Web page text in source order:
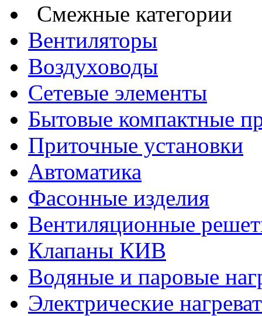
Смежные категории
Вентиляторы
Воздуховоды
Сетевые элементы
Бытовые компактные
Приточные установки
Автоматика
Фасонные изделия
Вентиляционные
Клапаны КИВ
Водяные и паровые
Электрические